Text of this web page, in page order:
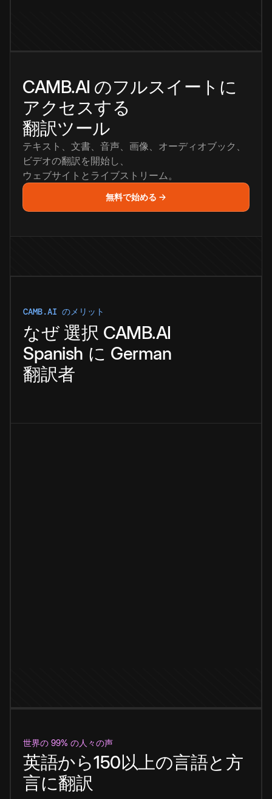
CAMB.AI のフルスイートに
アクセスする
翻訳ツール
テキスト、文書、音声、画像、オーディオブック、
ビデオの翻訳を開始し、
ウェブサイトとライブストリーム。
無料で始める →
CAMB.AI のメリット
なぜ 選択 CAMB.AI
Spanish に German
翻訳者
世界の 99% の人々の声
英語から150以上の言語と方
言に翻訳